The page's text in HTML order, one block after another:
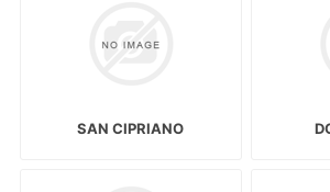
SAN CIPRIANO